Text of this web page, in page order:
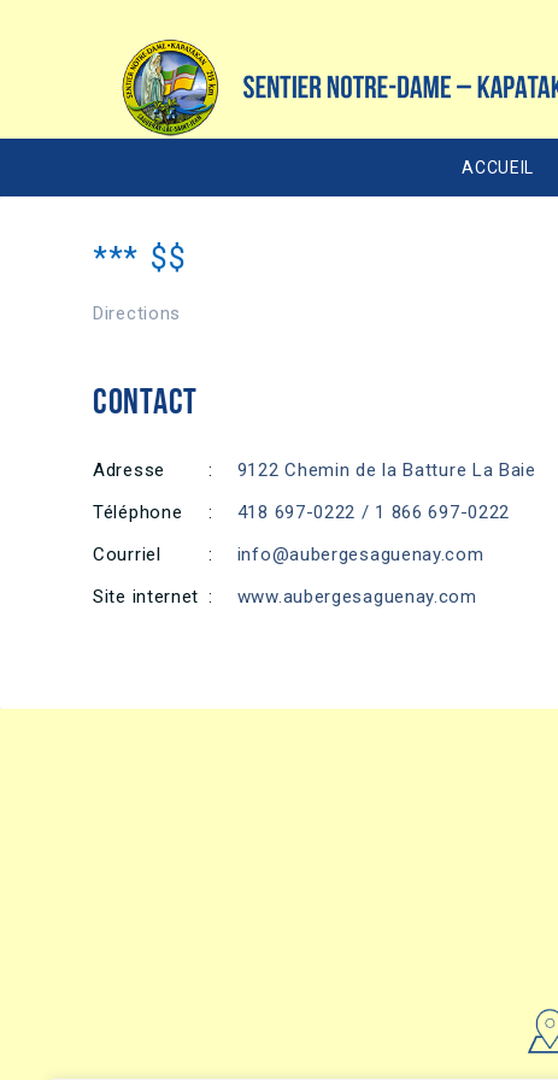
ACCUEIL
*** $$
Directions
CONTACT
Adresse :
9122 Chemin de la Batture La Baie
Téléphone
:
418 697-0222 / 1 866 697-0222
Courriel
:
info@aubergesaguenay.com
Site internet : www.aubergesaguenay.com